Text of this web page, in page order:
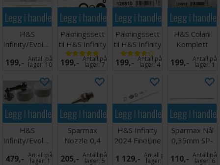
Legg i handlekurven
H&S
Infinity/Evolution
Needle 0,15
mm
199,- Antall på
lager: 10
Legg i handlekurven
Pakningssett
til H&S Infinity
CR plus
199,- Antall på
lager:7
Legg i handlekurven
Pakningssett
til H&S Infinity
199,- Antall på
lager:4
Legg i
H&S Colani
Komplett
Pakningssett
199,- Antall på
lager:1
Legg i handlekurven
H&S
Infinity/Evolution
Side Feed
Connect
479,- Antall på
lager:1
Legg i handlekurven
Sparmax
Nozzle 0,4
mm MAX-4
205,- Antall på
lager:5
Legg i handlekurven
H&S Infinity
2024 FineLine
Headset 0,25
1 129,- Antall på
lager:
Legg i
Sparmax Nål
0,35mm SP-
35
110,- Antall på
lager:6